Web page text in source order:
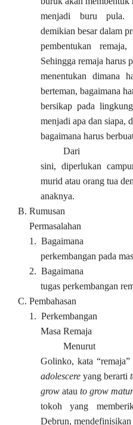
menjadi buru pula.
demikian besar dalam
pembentukan
Sehingga remaja harus
menentukan dimana
berteman, bagaimana
bersikap pada
menjadi apa dan siapa,
bagaimana harus
Dari
sini, diperlukan
murid atau orang tua
anaknya.
B. Rumusan
Permasalahan
1. Bagaimana
perkembangan pada
2. Bagaimana
tugas perkembangan
C. Pembahasan
1. Perkembangan
Masa Remaja
Menurut
Golinko, kata
adolescereyang berarti
growatau to grow
tokoh yang
Debrun, mendefinisikan